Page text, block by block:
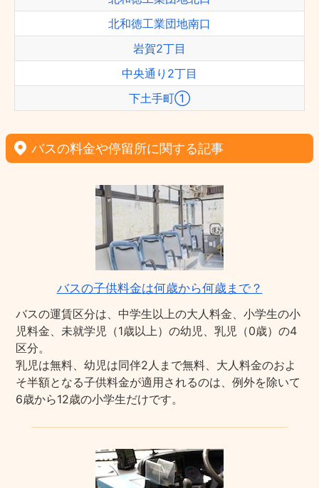
北和徳工業団地南口
岩賀2丁目
中央通り2丁目
下土手町①
バスの料金や停留所に関する記事
バスの子供料金は何歳から何歳まで？
バスの運賃区分は、中学生以上の大人料金、小学生の小
児料金、未就学児（1歳以上）の幼児、乳児（0歳）の4
区分。
乳児は無料、幼児は同伴2人まで無料、大人料金のおよ
そ半額となる子供料金が適用されるのは、例外を除いて
6歳から12歳の小学生だけです。